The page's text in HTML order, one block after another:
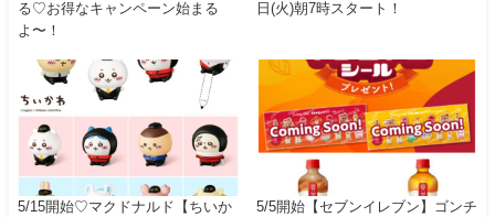
る♡お得なキャンペーン始まる
よ〜！
日(火)朝7時スタート！
5/15開始♡マクドナルド【ちいか
5/5開始【セブンイレブン】ゴンチ